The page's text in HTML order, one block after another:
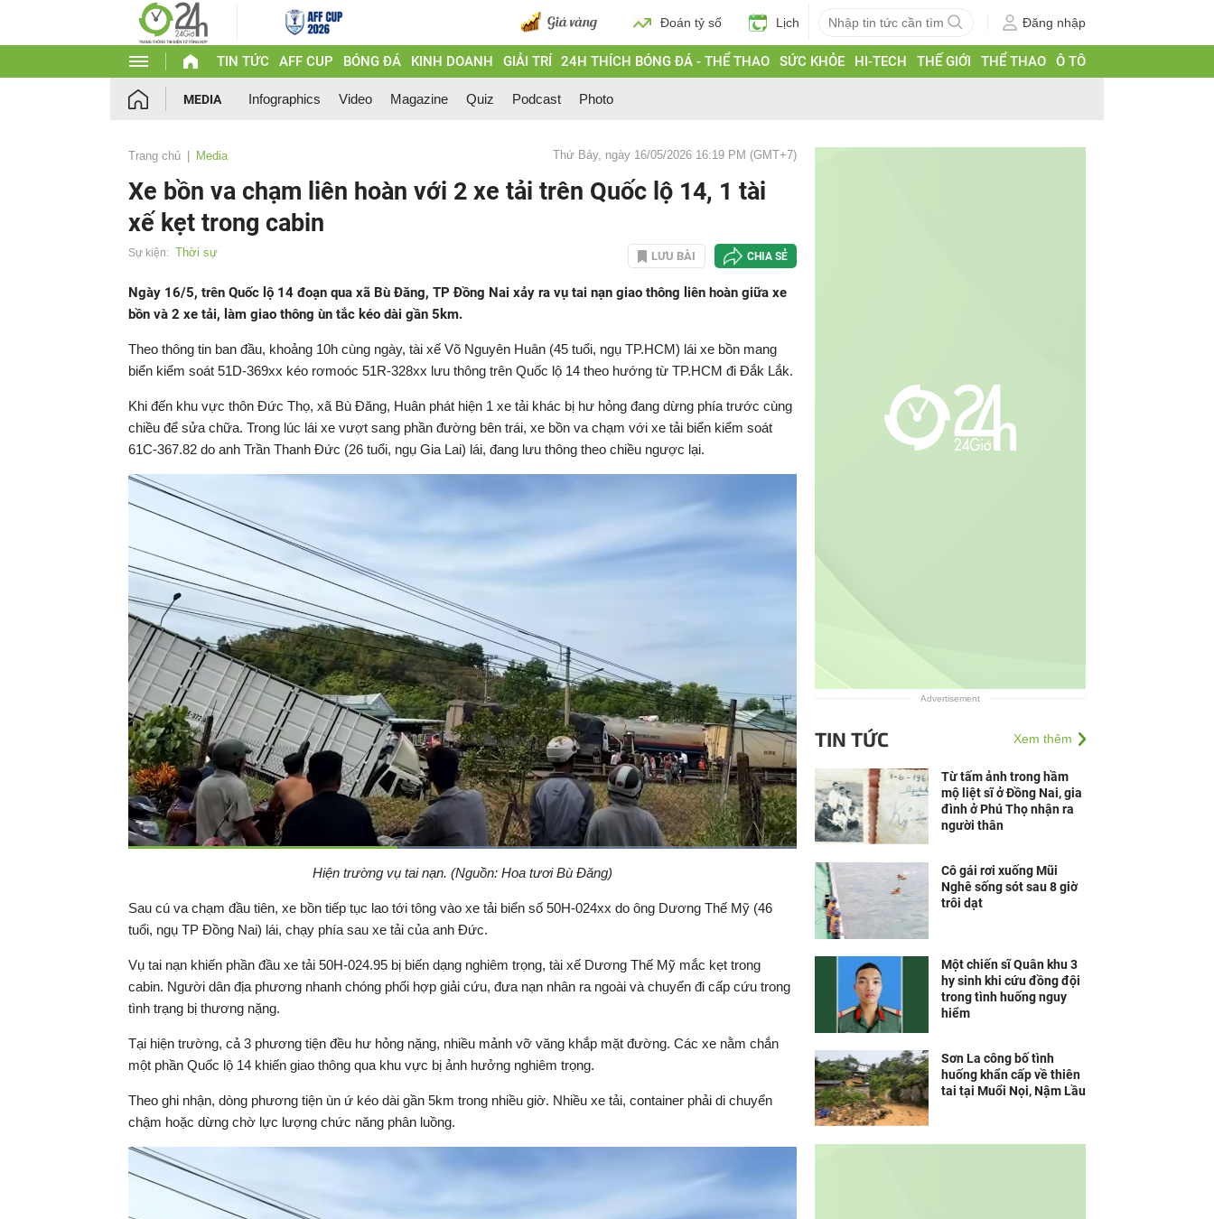
Đoán tỷ số Lịch Đăng nhập
TIN TỨC AFF CUP BÓNG ĐÁ KINH DOANH GIẢI TRÍ 24H THÍCH BÓNG ĐÁ - THỂ THAO SỨC KHỎE HI-TECH THẾ GIỚI THỂ THAO Ô TÔ
MEDIA Infographics Video Magazine Quiz Podcast Photo
Trang chủ Media Thứ Bảy, ngày 16/05/2026 16:19 PM (GMT+7)
Xe bồn va chạm liên hoàn với 2 xe tải trên Quốc lộ 14, 1 tài
xế kẹt trong cabin
Sự kiện: Thời sự LƯU BÀI CHIA SẺ
Ngày 16/5, trên Quốc lộ 14 đoạn qua xã Bù Đăng, TP Đồng Nai xảy ra vụ tai nạn giao thông liên hoàn giữa xe
bồn và 2 xe tải, làm giao thông ùn tắc kéo dài gần 5km.
Theo thông tin ban đầu, khoảng 10h cùng ngày, tài xế Võ Nguyên Huân (45 tuổi, ngụ TP.HCM) lái xe bồn mang
biển kiểm soát 51D-369xx kéo rơmoóc 51R-328xx lưu thông trên Quốc lộ 14 theo hướng từ TP.HCM đi Đắk Lắk.
Khi đến khu vực thôn Đức Thọ, xã Bù Đăng, Huân phát hiện 1 xe tải khác bị hư hỏng đang dừng phía trước cùng
chiều để sửa chữa. Trong lúc lái xe vượt sang phần đường bên trái, xe bồn va chạm với xe tải biển kiểm soát
61C-367.82 do anh Trần Thanh Đức (26 tuổi, ngụ Gia Lai) lái, đang lưu thông theo chiều ngược lại.
gian
tại
Duration
Đã
tải
100.00%
thanh
Hiện trường vụ tai nạn. (Nguồn: Hoa tươi Bù Đăng)
Sau cú va chạm đầu tiên, xe bồn tiếp tục lao tới tông vào xe tải biển số 50H-024xx do ông Dương Thế Mỹ (46
tuổi, ngụ TP Đồng Nai) lái, chạy phía sau xe tải của anh Đức.
Vụ tai nạn khiến phần đầu xe tải 50H-024.95 bị biến dạng nghiêm trọng, tài xế Dương Thế Mỹ mắc kẹt trong
cabin. Người dân địa phương nhanh chóng phối hợp giải cứu, đưa nạn nhân ra ngoài và chuyển đi cấp cứu trong
tình trạng bị thương nặng.
Tại hiện trường, cả 3 phương tiện đều hư hỏng nặng, nhiều mảnh vỡ văng khắp mặt đường. Các xe nằm chắn
một phần Quốc lộ 14 khiến giao thông qua khu vực bị ảnh hưởng nghiêm trọng.
Theo ghi nhận, dòng phương tiện ùn ứ kéo dài gần 5km trong nhiều giờ. Nhiều xe tải, container phải di chuyển
chậm hoặc dừng chờ lực lượng chức năng phân luồng.
Advertisement
TIN TỨC Xem thêm
Từ tấm ảnh trong hầm
mộ liệt sĩ ở Đồng Nai, gia
đình ở Phú Thọ nhận ra
người thân
Cô gái rơi xuống Mũi
Nghê sống sót sau 8 giờ
trôi dạt
Một chiến sĩ Quân khu 3
hy sinh khi cứu đồng đội
trong tình huống nguy
hiểm
Sơn La công bố tình
huống khẩn cấp về thiên
tai tại Muổi Nọi, Nậm Lầu